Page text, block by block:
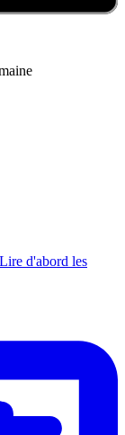
Lire d'abord les